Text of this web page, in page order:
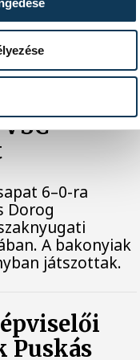
Madridtól
Groupama
6–0-ra
Dorog
A bakonyiak
játszottak.
Puskás